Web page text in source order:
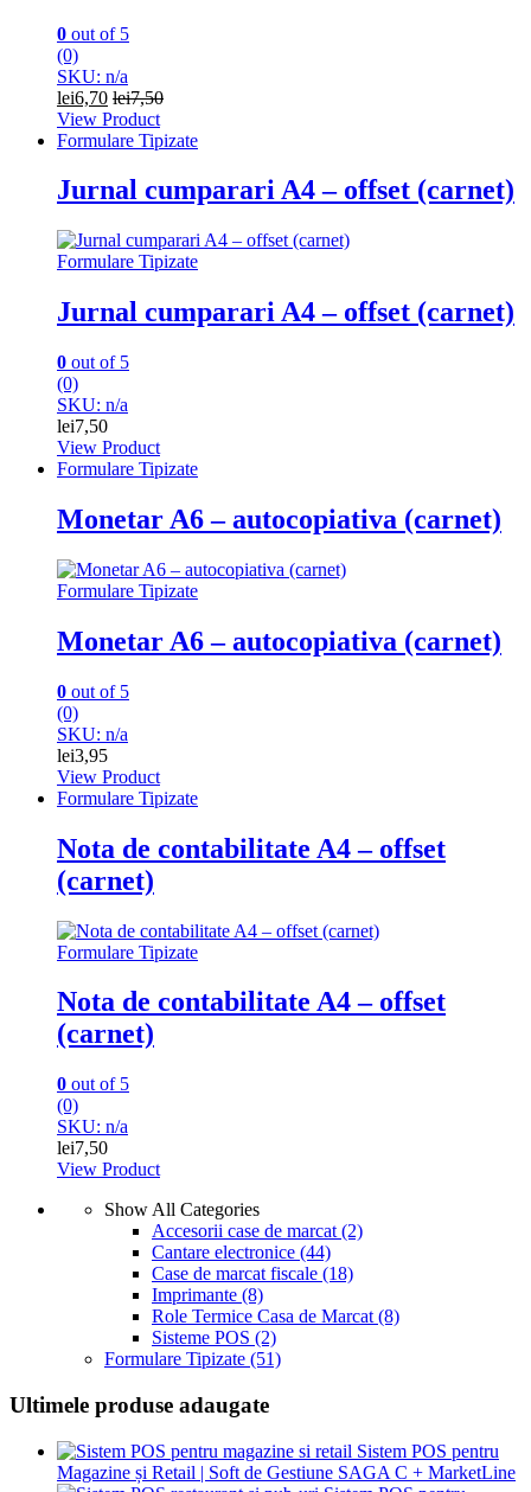
0 out of 5
(0)
SKU: n/a
lei6,70 lei7,50
View Product
Formulare Tipizate
Jurnal cumparari A4 – offset (carnet)
Formulare Tipizate
Jurnal cumparari A4 – offset (carnet)
0 out of 5
(0)
SKU: n/a
lei7,50
View Product
Formulare Tipizate
Monetar A6 – autocopiativa (carnet)
Formulare Tipizate
Monetar A6 – autocopiativa (carnet)
0 out of 5
(0)
SKU: n/a
lei3,95
View Product
Formulare Tipizate
Nota de contabilitate A4 – offset
(carnet)
Formulare Tipizate
Nota de contabilitate A4 – offset
(carnet)
0 out of 5
(0)
SKU: n/a
lei7,50
View Product
Show All Categories
Accesorii case de marcat (2)
Cantare electronice (44)
Case de marcat fiscale (18)
Imprimante (8)
Role Termice Casa de Marcat (8)
Sisteme POS (2)
Formulare Tipizate (51)
Ultimele produse adaugate
Sistem POS pentru
Magazine și Retail | Soft de Gestiune SAGA C + MarketLine